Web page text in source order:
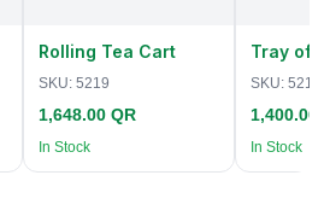
Rolling Tea Cart
SKU: 5219
1,648.00 QR
In Stock
Tray of
SKU: 5218
1,400.00
In Stock